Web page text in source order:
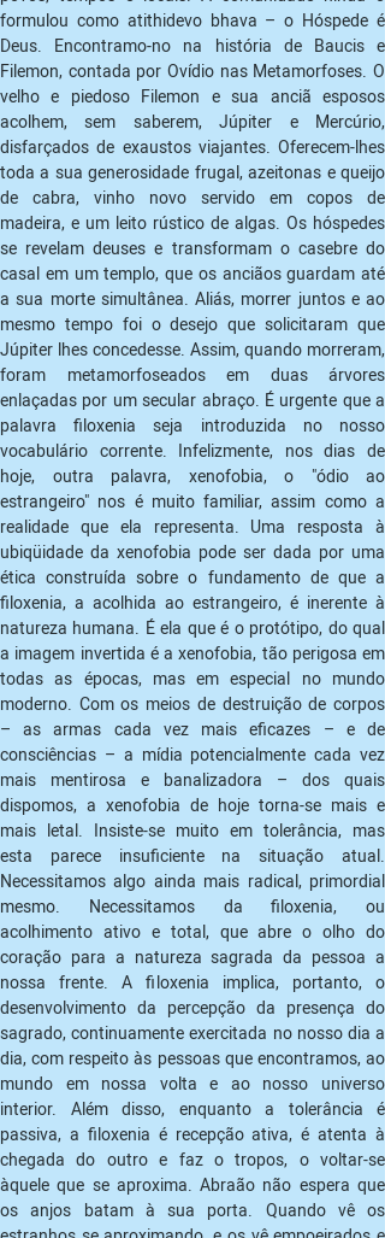
formulou como atithidevo bhava – o Hóspede é
Deus. Encontramo-no na história de Baucis e
Filemon, contada por Ovídio nas Metamorfoses. O
velho e piedoso Filemon e sua anciã esposos
acolhem, sem saberem, Júpiter e Mercúrio,
disfarçados de exaustos viajantes. Oferecem-lhes
toda a sua generosidade frugal, azeitonas e queijo
de cabra, vinho novo servido em copos de
madeira, e um leito rústico de algas. Os hóspedes
se revelam deuses e transformam o casebre do
casal em um templo, que os anciãos guardam até
a sua morte simultânea. Aliás, morrer juntos e ao
mesmo tempo foi o desejo que solicitaram que
Júpiter lhes concedesse. Assim, quando morreram,
foram metamorfoseados em duas árvores
enlaçadas por um secular abraço. É urgente que a
palavra filoxenia seja introduzida no nosso
vocabulário corrente. Infelizmente, nos dias de
hoje, outra palavra, xenofobia, o "ódio ao
estrangeiro" nos é muito familiar, assim como a
realidade que ela representa. Uma resposta à
ubiqüidade da xenofobia pode ser dada por uma
ética construída sobre o fundamento de que a
filoxenia, a acolhida ao estrangeiro, é inerente à
natureza humana. É ela que é o protótipo, do qual
a imagem invertida é a xenofobia, tão perigosa em
todas as épocas, mas em especial no mundo
moderno. Com os meios de destruição de corpos
– as armas cada vez mais eficazes – e de
consciências – a mídia potencialmente cada vez
mais mentirosa e banalizadora – dos quais
dispomos, a xenofobia de hoje torna-se mais e
mais letal. Insiste-se muito em tolerância, mas
esta parece insuficiente na situação atual.
Necessitamos algo ainda mais radical, primordial
mesmo. Necessitamos da filoxenia, ou
acolhimento ativo e total, que abre o olho do
coração para a natureza sagrada da pessoa a
nossa frente. A filoxenia implica, portanto, o
desenvolvimento da percepção da presença do
sagrado, continuamente exercitada no nosso dia a
dia, com respeito às pessoas que encontramos, ao
mundo em nossa volta e ao nosso universo
interior. Além disso, enquanto a tolerância é
passiva, a filoxenia é recepção ativa, é atenta à
chegada do outro e faz o tropos, o voltar-se
àquele que se aproxima. Abraão não espera que
os anjos batam à sua porta. Quando vê os